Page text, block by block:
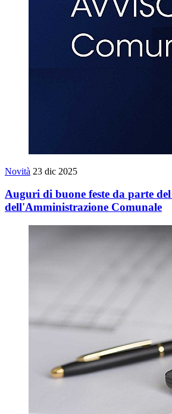
Novità 23 dic 2025
Auguri di buone feste da parte
dell'Amministrazione Comunale